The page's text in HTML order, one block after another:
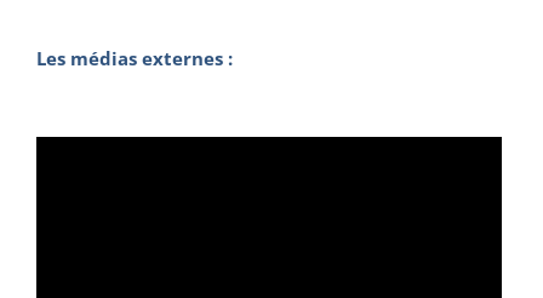
Les médias externes :